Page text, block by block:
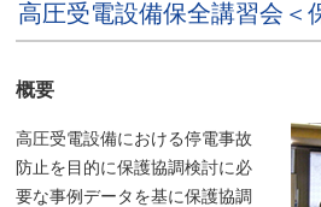
高圧受電設備保全講習会＜
概要
高圧受電設備における停電事故
防止を目的に保護協調検討に必
要な事例データを基に保護協調